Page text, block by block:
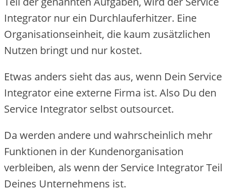
Integrator nur ein Durchlauferhitzer. Eine
Organisationseinheit, die kaum zusätzlichen
Nutzen bringt und nur kostet.
Etwas anders sieht das aus, wenn Dein Service
Integrator eine externe Firma ist. Also Du den
Service Integrator selbst outsourcet.
Da werden andere und wahrscheinlich mehr
Funktionen in der Kundenorganisation
verbleiben, als wenn der Service Integrator Teil
Deines Unternehmens ist.